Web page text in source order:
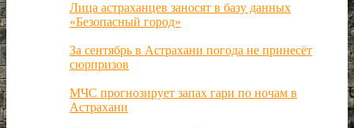
Лица астраханцев заносят в базу данных
«Безопасный город»
За сентябрь в Астрахани погода не принесёт
сюрпризов
МЧС прогнозирует запах гари по ночам в
Астрахани